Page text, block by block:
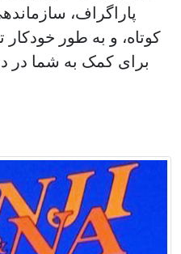
پاراگراف،
کوتاه، و به طور
برای کمک به شما در